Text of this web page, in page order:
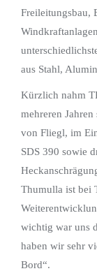
Freileitungsbau,
aus Stahl,
Kürzlich nahm
mehreren
von Fliegl, im
SDS 390 sowie
Thumulla ist bei
wichtig war uns
haben wir sehr
Bord“.